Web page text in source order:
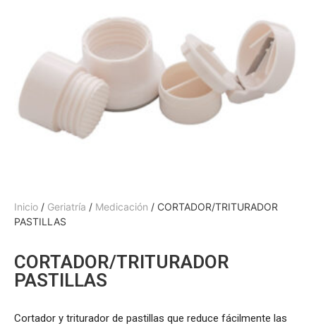
Inicio / Geriatría / Medicación / CORTADOR/TRITURADOR
PASTILLAS
CORTADOR/TRITURADOR
PASTILLAS
Cortador y triturador de pastillas que reduce fácilmente las